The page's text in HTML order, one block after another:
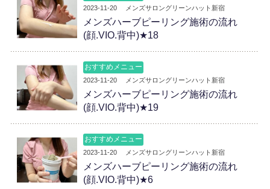
2023-11-20 メンズサロングリーンハット新宿
メンズハーブピーリング施術の流れ
(顔.VIO.背中)★18
おすすめメニュー
2023-11-20 メンズサロングリーンハット新宿
メンズハーブピーリング施術の流れ
(顔.VIO.背中)★19
おすすめメニュー
2023-11-20 メンズサロングリーンハット新宿
メンズハーブピーリング施術の流れ
(顔.VIO.背中)★6